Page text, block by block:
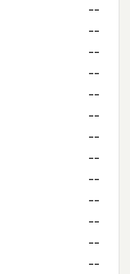
--
--
--
--
--
--
--
--
--
--
--
--
--